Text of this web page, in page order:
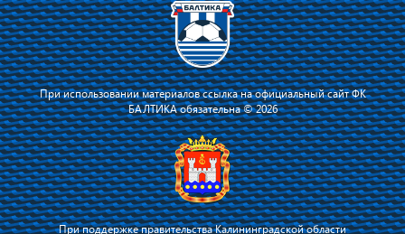
При использовании материалов ссылка на официальный сайт ФК
БАЛТИКА обязательна © 2026
При поддержке правительства Калининградской области